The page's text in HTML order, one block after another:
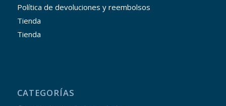
Política de devoluciones y reembolsos
Tienda
Tienda
CATEGORÍAS